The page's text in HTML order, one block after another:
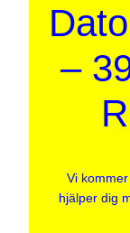
–
Vi
hjälper dig